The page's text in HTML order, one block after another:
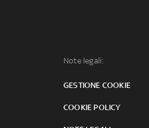
Note legali:
GESTIONE COOKIE
COOKIE POLICY